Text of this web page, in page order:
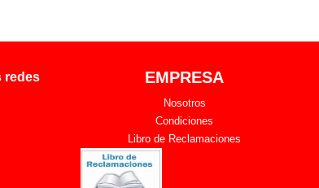
redes
EMPRESA
Nosotros
Condiciones
Libro de Reclamaciones